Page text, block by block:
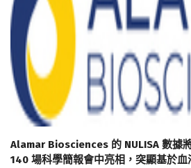
Alamar Biosciences 的 NULISA 數據
140 場科學簡報會中亮相，突顯基於